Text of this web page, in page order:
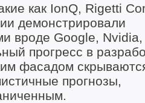
как IonQ, Rigetti
демонстрировали
вроде Google,
прогресс в
фасадом
прогнозы,